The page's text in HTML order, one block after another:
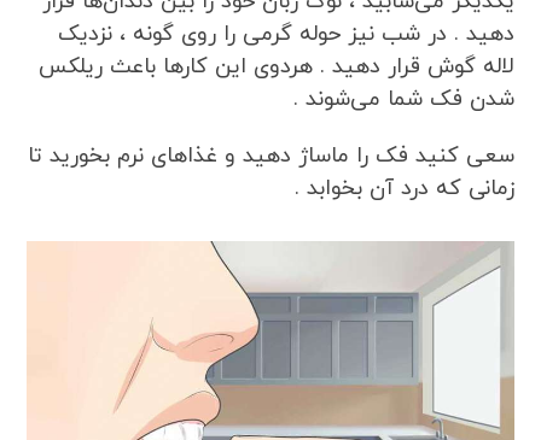
دهید . در شب نیز حوله گرمی را روی گونه ، نزدیک
لاله گوش قرار دهید . هردوی این کارها باعث ریلکس
شدن فک شما می‌شوند .
سعی کنید فک را ماساژ دهید و غذاهای نرم بخورید تا
زمانی که درد آن بخوابد .